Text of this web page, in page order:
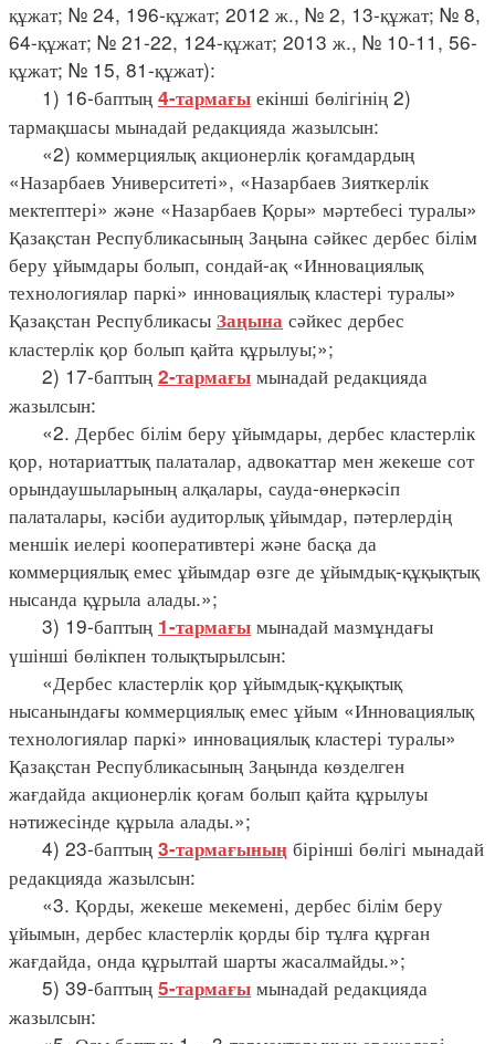
құжат; № 24, 196-құжат; 2012 ж., № 2, 13-құжат; № 8,
64-құжат; № 21-22, 124-құжат; 2013 ж., № 10-11, 56-
құжат; № 15, 81-құжат):
1) 16-баптың 4-тармағы екінші бөлігінің 2)
тармақшасы мынадай редакцияда жазылсын:
«2) коммерциялық акционерлік қоғамдардың
«Назарбаев Университеті», «Назарбаев Зияткерлік
мектептері» және «Назарбаев Қоры» мәртебесі туралы»
Қазақстан Республикасының Заңына сәйкес дербес білім
беру ұйымдары болып, сондай-ақ «Инновациялық
технологиялар паркі» инновациялық кластері туралы»
Қазақстан Республикасы Заңына сәйкес дербес
кластерлік қор болып қайта құрылуы;»;
2) 17-баптың 2-тармағы мынадай редакцияда
жазылсын:
«2. Дербес білім беру ұйымдары, дербес кластерлік
қор, нотариаттық палаталар, адвокаттар мен жекеше сот
орындаушыларының алқалары, сауда-өнеркәсіп
палаталары, кәсіби аудиторлық ұйымдар, пәтерлердің
меншік иелері кооперативтері және басқа да
коммерциялық емес ұйымдар өзге де ұйымдық-құқықтық
нысанда құрыла алады.»;
3) 19-баптың 1-тармағы мынадай мазмұндағы
үшінші бөлікпен толықтырылсын:
«Дербес кластерлік қор ұйымдық-құқықтық
нысанындағы коммерциялық емес ұйым «Инновациялық
технологиялар паркі» инновациялық кластері туралы»
Қазақстан Республикасының Заңында көзделген
жағдайда акционерлік қоғам болып қайта құрылуы
нәтижесінде құрыла алады.»;
4) 23-баптың 3-тармағының бірінші бөлігі мынадай
редакцияда жазылсын:
«3. Қорды, жекеше мекемені, дербес білім беру
ұйымын, дербес кластерлік қорды бір тұлға құрған
жағдайда, онда құрылтай шарты жасалмайды.»;
5) 39-баптың 5-тармағы мынадай редакцияда
жазылсын: